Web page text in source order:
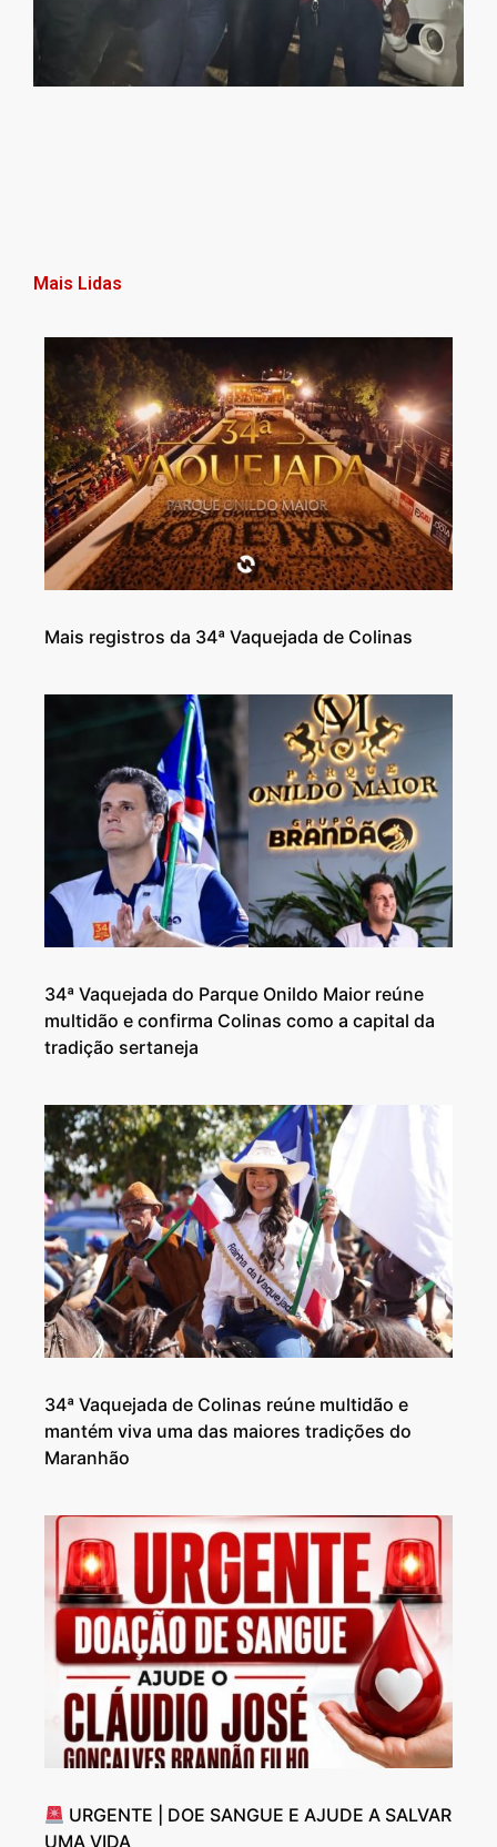
Mais Lidas
Mais registros da 34ª Vaquejada de Colinas
34ª Vaquejada do Parque Onildo Maior reúne
multidão e confirma Colinas como a capital da
tradição sertaneja
34ª Vaquejada de Colinas reúne multidão e
mantém viva uma das maiores tradições do
Maranhão
URGENTE | DOE SANGUE E AJUDE A SALVAR
UMA VIDA